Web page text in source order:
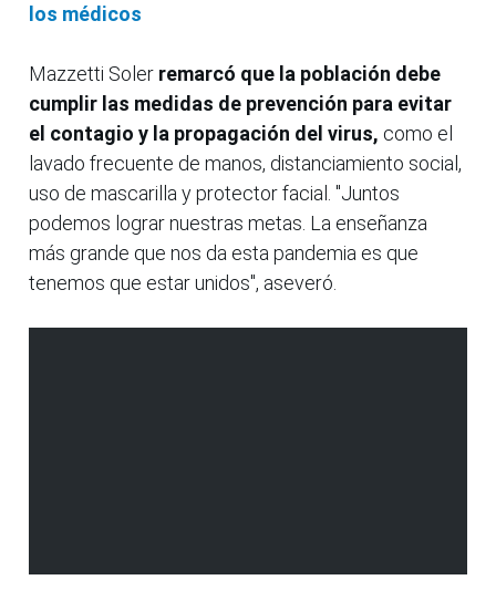
los médicos
Mazzetti Soler remarcó que la población debe
cumplir las medidas de prevención para evitar
el contagio y la propagación del virus, como el
lavado frecuente de manos, distanciamiento social,
uso de mascarilla y protector facial. "Juntos
podemos lograr nuestras metas. La enseñanza
más grande que nos da esta pandemia es que
tenemos que estar unidos", aseveró.